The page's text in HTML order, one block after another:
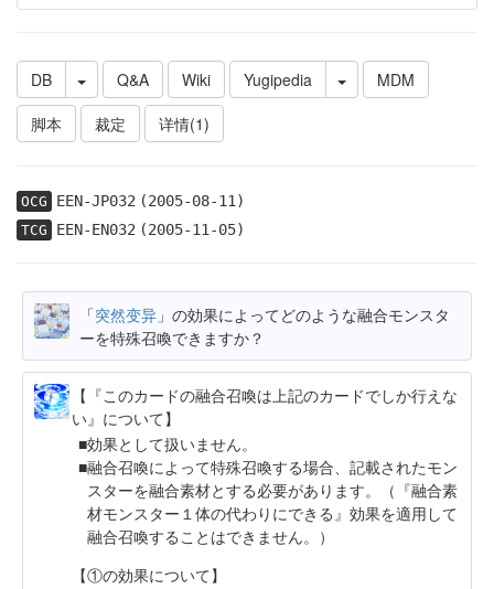
DB Q&A Wiki Yugipedia
MDM
脚本
裁定 详情(1)
OCG EEN-JP032(2005-08-11)
TCG EEN-EN032(2005-11-05)
「突然变异 」の効果によってどのような融合モンスタ
ーを特殊召喚できますか？
【『このカードの融合召喚は上記のカードでしか行えな
い』について】
効果として扱いません。
融合召喚によって特殊召喚する場合、記載されたモン
スターを融合素材とする必要があります。（『融合素
材モンスター１体の代わりにできる』効果を適用して
融合召喚することはできません。）
【①の効果について】